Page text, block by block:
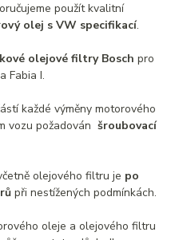
použít kvalitní
olej s VW specifikací.
olejové filtry Bosch pro
Fabia I.
každé výměny motorového
vozu požadován šroubovací
olejového filtru je po
při nestížených podmínkách.
oleje a olejového filtru